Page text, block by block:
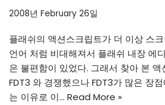
2008년 February 26일
플래쉬의 액션스크립트가 더 이상 스
언어 처럼 비대해져서 플래쉬 내장 에
은 불편함이 있었다. 그래서 찾아 본
FDT3 와 경쟁했으나 FDT3가 많은 장
는 이유로 이… Read More »